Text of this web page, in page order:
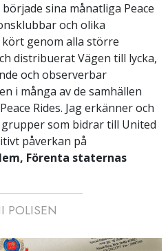
sina månatliga Peace
och olika
genom alla större
distribuerat Vägen till lycka,
och observerbar
i många av de samhällen
Rides. Jag erkänner och
som bidrar till United
påverkan på
Förenta staternas
POLISEN